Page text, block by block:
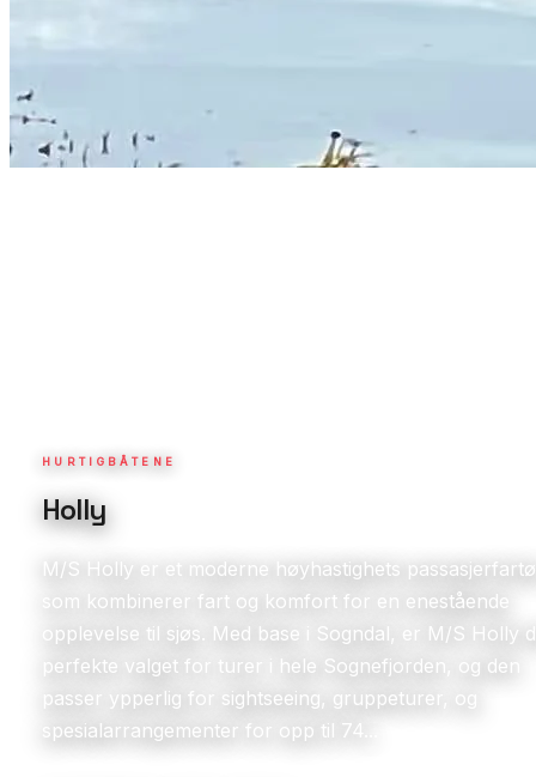
HURTIGBÅTENE
Holly
M/S Holly er et moderne høyhastighets
som kombinerer fart og komfort for en enestående
opplevelse til sjøs. Med base i Sogndal, er M/S Holly
perfekte valget for turer i hele Sognefjorden, og den
passer ypperlig for sightseeing, gruppeturer, og
spesialarrangementer for opp til 74...